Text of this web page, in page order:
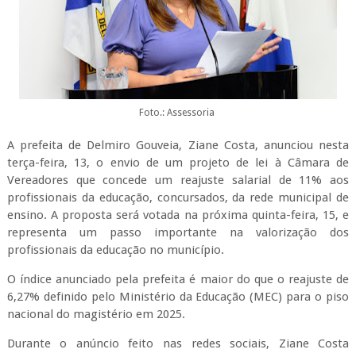
Foto.: Assessoria
A prefeita de Delmiro Gouveia, Ziane Costa, anunciou nesta
terça-feira, 13, o envio de um projeto de lei à Câmara de
Vereadores que concede um reajuste salarial de 11% aos
profissionais da educação, concursados, da rede municipal de
ensino. A proposta será votada na próxima quinta-feira, 15, e
representa um passo importante na valorização dos
profissionais da educação no município.
O índice anunciado pela prefeita é maior do que o reajuste de
6,27% definido pelo Ministério da Educação (MEC) para o piso
nacional do magistério em 2025.
Durante o anúncio feito nas redes sociais, Ziane Costa